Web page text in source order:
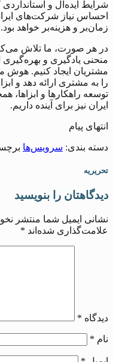
شرایط ایده‌آل و استانداردی
احساس نیاز شرکت‌های
زمان‌بر و هزینه‌بر خواهد بود.
در هر صورت، ما تلاش
منحنی یادگیری و
مشتریان ایجاد کنیم. هوش
را به مشتری ارائه دهد و
توسعه راهکارها و ابزاها،
ایران نیز برای آینده داریم.
انتهای پیام
دسته بندی: سرویس‌ها
تحریریه
دیدگاهتان را بنویسید
نشانی ایمیل شما منتشر
علامت‌گذاری شده‌اند *
دیدگاه *
نام *